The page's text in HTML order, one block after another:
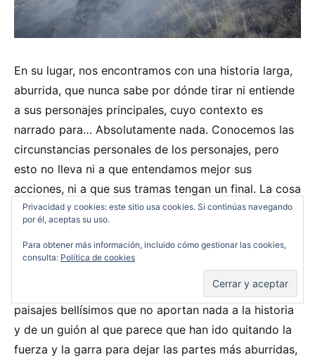
En su lugar, nos encontramos con una historia larga,
aburrida, que nunca sabe por dónde tirar ni entiende
a sus personajes principales, cuyo contexto es
narrado para… Absolutamente nada. Conocemos las
circunstancias personales de los personajes, pero
esto no lleva ni a que entendamos mejor sus
acciones, ni a que sus tramas tengan un final. La cosa
acaba con una historia sin garra entre un anciano
triste, un gaucho sin sangre en las venas y con
menos emoción que John McClane en el asilo.
Los que gusten de planos larguísimos sin motivo, de
paisajes bellísimos que no aportan nada a la historia
y de un guión al que parece que han ido quitando la
fuerza y la garra para dejar las partes más aburridas,
Privacidad y cookies: este sitio usa cookies. Si continúas navegando
por él, aceptas su uso.
Para obtener más información, incluido cómo gestionar las cookies,
consulta: Política de cookies